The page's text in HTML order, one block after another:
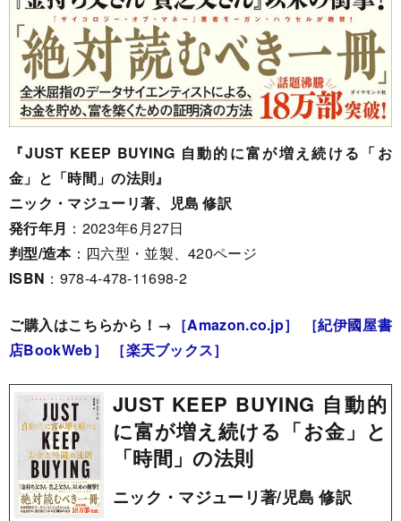
『JUST KEEP BUYING 自動的に富が増え続ける「お
金」と「時間」の法則』
ニック・マジューリ著、児島 修訳
発行年月 ：2023年6月27日
判型/造本：四六型・並製、420ページ
ISBN ：978-4-478-11698-2
ご購入はこちらから！→ ［Amazon.co.jp］
［紀伊國屋書
店BookWeb］
［楽天ブックス］
JUST KEEP BUYING 自動的
に富が増え続ける「お金」と
「時間」の法則
ニック・マジューリ著/児島 修訳